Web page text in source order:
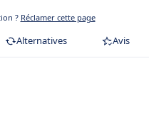
? Réclamer cette page
Alternatives Avis